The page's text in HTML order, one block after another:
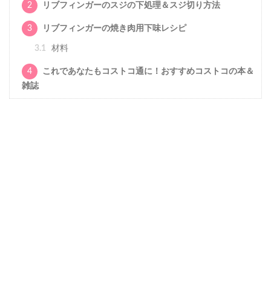
2 リブフィンガーのスジの下処理＆スジ切り方法
3 リブフィンガーの焼き肉用下味レシピ
3.1 材料
4
これであなたもコストコ通に！おすすめコストコの本＆
雑誌